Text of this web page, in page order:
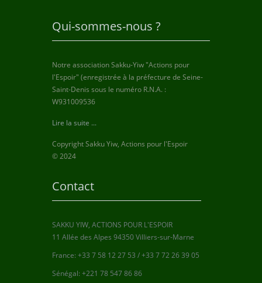
Qui-sommes-nous ?
Notre association Sakku-Yiw "Actions pour
l'Espoir" (enregistrée à la préfecture de Seine-
Saint-Denis sous le numéro R.N.A. :
W931009536
Lire la suite ...
Copyright Sakku Yiw, Actions pour l'Espoir
© 2024
Contact
SAKKU YIW, ACTIONS POUR L'ESPOIR
11 Allée des Alpes 94350 Villiers-sur-Marne
France: +33 7 58 12 27 53 / +33 7 72 26 39 05
Sénégal: +221 78 547 86 86